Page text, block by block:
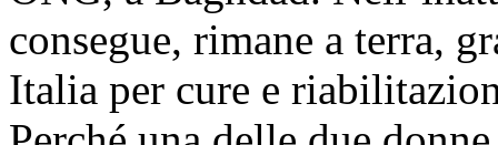
consegue, rimane a terra,
Italia per cure e